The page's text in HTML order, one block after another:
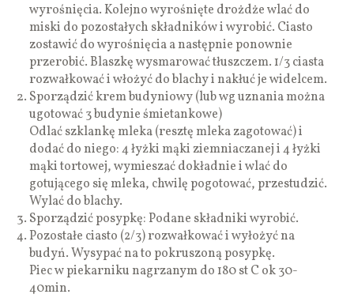
wyrośnięcia. Kolejno wyrośnięte drożdże wlać do
miski do pozostałych składników i wyrobić. Ciasto
zostawić do wyrośnięcia a następnie ponownie
przerobić. Blaszkę wysmarować tłuszczem. 1/3 ciasta
rozwałkować i włożyć do blachy i nakłuć je widelcem.
Sporządzić krem budyniowy (lub wg uznania można
ugotować 3 budynie śmietankowe)
Odlać szklankę mleka (resztę mleka zagotować) i
dodać do niego: 4 łyżki mąki ziemniaczanej i 4 łyżki
mąki tortowej, wymieszać dokładnie i wlać do
gotującego się mleka, chwilę pogotować, przestudzić.
Wylać do blachy.
Sporządzić posypkę: Podane składniki wyrobić.
Pozostałe ciasto (2/3) rozwałkować i wyłożyć na
budyń. Wysypać na to pokruszoną posypkę.
Piec w piekarniku nagrzanym do 180 st C ok 30-
40min.